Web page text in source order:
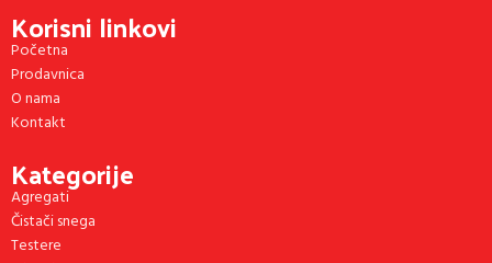
Korisni linkovi
Početna
Prodavnica
O nama
Kontakt
Kategorije
Agregati
Čistači snega
Testere